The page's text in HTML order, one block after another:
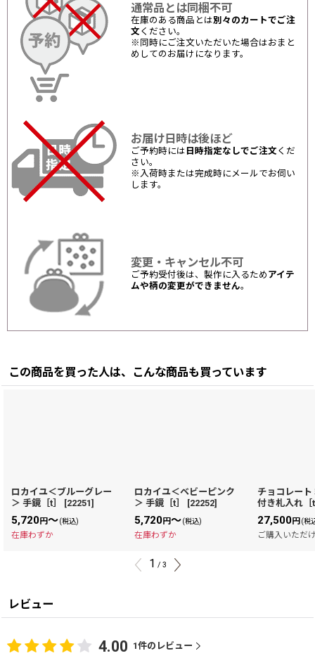
通常品とは同梱不可
在庫のある商品とは別々のカートでご注
文 ください。
※同時にご注文いただいた場合はおまと
めしてのお届けになります。
お届け日時は後ほど
ご予約時には 日時指定なしでご注文 くだ
さい。
※入荷時または完成時にメールでお伺い
します。
変更・キャンセル不可
ご予約受付後は、製作に入るため アイテ
ムや柄の変更ができません。
この商品を買った人は、こんな商品も買っています
ロカイユ＜ブルーグレー
＞ 手鏡［t］
[22251]
5,720円～(税込)
在庫わずか
ロカイユ＜ベビーピンク
＞ 手鏡［t］
[22252]
5,720円～(税込)
在庫わずか
チョコレー
付き札入れ［
27,500円 (税
ご購入いただ
1 / 3
レビュー
4.00 1件のレビュー